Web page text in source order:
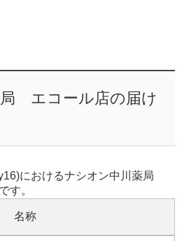
エコール店の届け
におけるナシオン中川薬局
す。
名称